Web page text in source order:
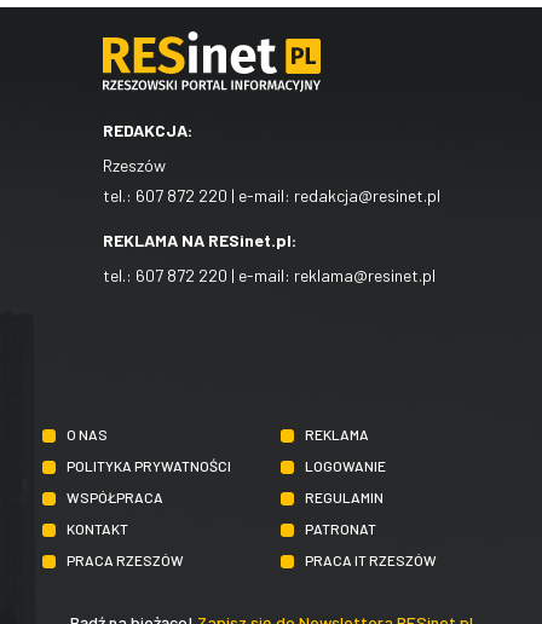
REDAKCJA:
Rzeszów
tel.: 607 872 220 | e-mail: redakcja@resinet.pl
REKLAMA NA RESinet.pl:
tel.: 607 872 220 | e-mail: reklama@resinet.pl
O NAS
REKLAMA
POLITYKA PRYWATNOŚCI
LOGOWANIE
WSPÓŁPRACA
REGULAMIN
KONTAKT
PATRONAT
PRACA RZESZÓW
PRACA IT RZESZÓW